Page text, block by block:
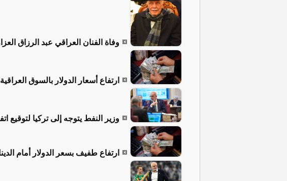
وفاة الفنان العراقي عبد الرزاق
ارتفاع أسعار الدولار بالسوق العراقية
وزير النفط يتوجه إلى تركيا لتوقيع
ارتفاع طفيف بسعر الدولار أمام